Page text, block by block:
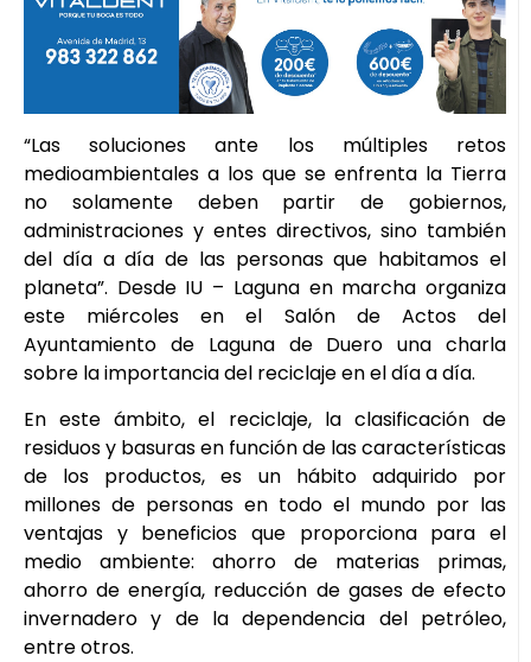
“Las soluciones ante los múltiples retos
medioambientales a los que se enfrenta la Tierra
no solamente deben partir de gobiernos,
administraciones y entes directivos, sino también
del día a día de las personas que habitamos el
planeta”. Desde IU – Laguna en marcha organiza
este miércoles en el Salón de Actos del
Ayuntamiento de Laguna de Duero una charla
sobre la importancia del reciclaje en el día a día.
En este ámbito, el reciclaje, la clasificación de
residuos y basuras en función de las características
de los productos, es un hábito adquirido por
millones de personas en todo el mundo por las
ventajas y beneficios que proporciona para el
medio ambiente: ahorro de materias primas,
ahorro de energía, reducción de gases de efecto
invernadero y de la dependencia del petróleo,
entre otros.